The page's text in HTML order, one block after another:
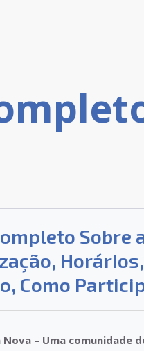
Sobre
Como
Nova – Uma comunidade